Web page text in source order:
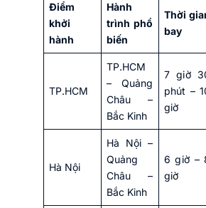
Điểm
khởi
hành
Hành
trình phổ
biến
Thời
bay
TP.HCM
TP.HCM
– Quảng
Châu –
Bắc Kinh
7 giờ
phút –
giờ
Hà Nội
Hà Nội –
Quảng
Châu –
Bắc Kinh
6 giờ –
giờ